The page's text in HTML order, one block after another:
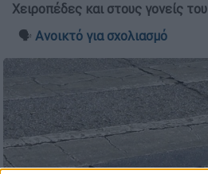
Χειροπέδες και στους γονείς του
🗣️ Ανοικτό για σχολιασμό